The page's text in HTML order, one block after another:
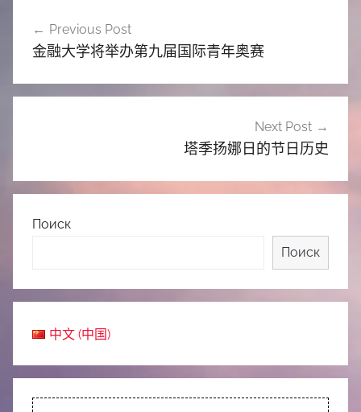
章
航
Previous Post
金融大学将举办第九届国际青年奥赛
Next Post
塔季扬娜日的节日历史
Поиск
Поиск
中文 (中国)